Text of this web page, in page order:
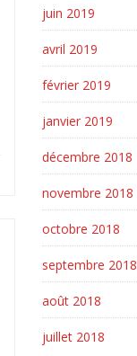
juin 2019
avril 2019
février 2019
janvier 2019
décembre 2018
novembre 2018
octobre 2018
septembre 2018
août 2018
juillet 2018